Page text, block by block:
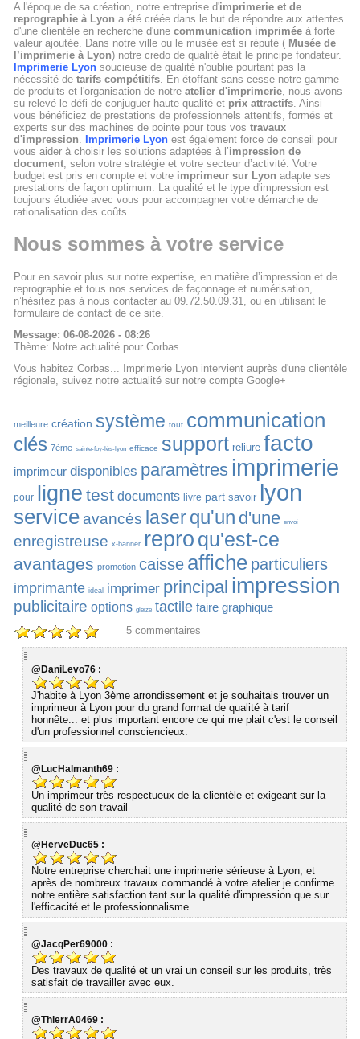
A l'époque de sa création, notre entreprise d'imprimerie et de
reprographie à Lyon a été créée dans le but de répondre aux attentes
d'une clientèle en recherche d'unecommunication imprimée à forte
valeur ajoutée. Dans notre ville ou le musée est si réputé ( Musée de
l’imprimerie à Lyon) notre credo de qualité était le principe fondateur.
Imprimerie Lyon soucieuse de qualité n'oublie pourtant pas la
nécessité detarifs compétitifs. En étoffant sans cesse notre gamme
de produits et l'organisation de notreatelier d'imprimerie, nous avons
su relevé le défi de conjuguer haute qualité et prix attractifs. Ainsi
vous bénéficiez de prestations de professionnels attentifs, formés et
experts sur des machines de pointe pour tous vostravaux
d'impression. Imprimerie Lyon est également force de conseil pour
vous aider à choisir les solutions adaptées à l’impression de
document, selon votre stratégie et votre secteur d’activité. Votre
budget est pris en compte et votre imprimeur sur Lyon adapte ses
prestations de façon optimum. La qualité et le type d'impression est
toujours étudiée avec vous pour accompagner votre démarche de
rationalisation des coûts.
Nous sommes à votre service
Pour en savoir plus sur notre expertise, en matière d’impression et de
reprographie et tous nos services de façonnage et numérisation,
n’hésitez pas à nous contacter au 09.72.50.09.31, ou en utilisant le
formulaire de contact de ce site.
Message: 06-08-2026 - 08:26
Thème: Notre actualité pour Corbas
Vous habitez Corbas... Imprimerie Lyon intervient auprès d'une clientèle
régionale, suivez notre actualité sur notre compte Google+
meilleure création système tout communication
clés 7ème sainte-foy-lès-lyon efficace support reliure facto
imprimeur disponibles paramètres imprimerie
pour ligne test documents livre part savoir lyon
service avancés laserqu'un d'une envoi
enregistreuse x-banner repro qu'est-ce
avantages promotion caisse affiche particuliers
imprimante idéal imprimer principal impression
publicitaire options gleizé tactile faire graphique
5 commentaires
@DaniLevo76 :
J'habite à Lyon 3ème arrondissement et je souhaitais trouver un
imprimeur à Lyon pour du grand format de qualité à tarif
honnête... et plus important encore ce qui me plait c'est le conseil
d'un professionnel consciencieux.
@LucHalmanth69 :
Un imprimeur très respectueux de la clientèle et exigeant sur la
qualité de son travail
@HerveDuc65 :
Notre entreprise cherchait une imprimerie sérieuse à Lyon, et
après de nombreux travaux commandé à votre atelier je confirme
notre entière satisfaction tant sur la qualité d'impression que sur
l'efficacité et le professionnalisme.
@JacqPer69000 :
Des travaux de qualité et un vrai un conseil sur les produits, très
satisfait de travailler avec eux.
@ThierrA0469 :